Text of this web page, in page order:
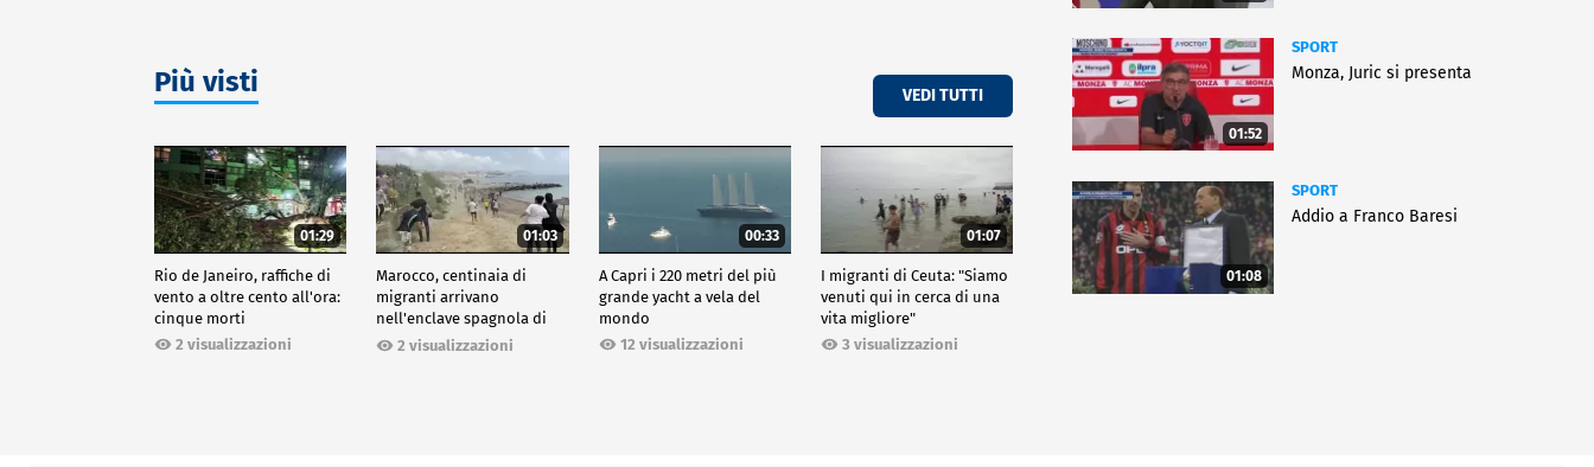
Più visti VEDI TUTTI
01:29
Rio de Janeiro, raffiche di
vento a oltre cento all'ora:
cinque morti
2 visualizzazioni
01:03
Marocco, centinaia di
migranti arrivano
nell'enclave spagnola di
Ceuta2 visualizzazioni
00:33
A Capri i 220 metri del più
grande yacht a vela del
mondo
12 visualizzazioni
01:07
I migranti di Ceuta: "Siamo
venuti qui in cerca di una
vita migliore"
3 visualizzazioni
01:52
SPORT
Monza, Juric si presenta
01:08
SPORT
Addio a Franco Baresi